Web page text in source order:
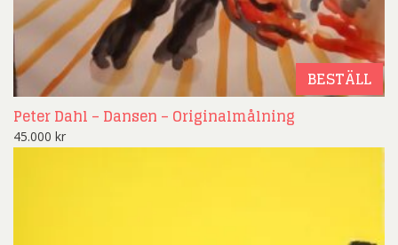
BESTÄLL
Peter Dahl – Dansen – Originalmålning
45.000 kr